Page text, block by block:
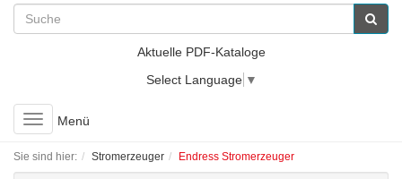
Aktuelle PDF-Kataloge
Select Language ▼
Toggle
navigation
Menü
Sie sind hier: Stromerzeuger Endress Stromerzeuger